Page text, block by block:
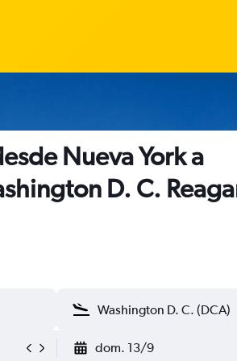
Nueva York a
D. C.
dom. 13/9